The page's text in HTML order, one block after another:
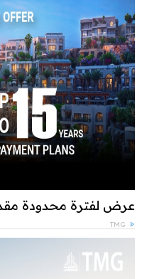
عرض لفترة محدودة مقدم 1.5% و تقسيط علي
TMG